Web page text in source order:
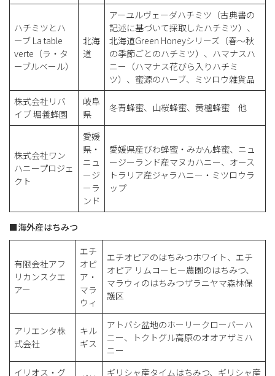
ハチミツとハ
ーブ La table
verte（ラ・タ
ーブルベール）
北海
道
アーユルヴェーダハチミツ（古典書の
記述に基づいて採取したハチミツ）、
北海道Green Honeyシリーズ（春～秋
の季節ごとのハチミツ）、ハマナスハ
ニー（ハマナス花びら入りハチミ
ツ）、蜜源のハーブ、ミツロウ雑貨品
株式会社リバ
イブ 堀養蜂園
岐阜
県
冬青蜂蜜、山桜蜂蜜、黄櫨蜂蜜 他
株式会社ワン
ハニープロジェ
クト
愛媛
県・
ニュ
ージ
ーラ
ンド
愛媛県産びわ蜂蜜・みかん蜂蜜、ニュ
ージーランド産マヌカハニー、オース
トラリア産ジャラハニー・ミツロウラ
ップ
■海外産はちみつ
有限会社アフ
リカンスクエ
アー
エチ
オピ
ア・
マラ
ウィ
エチオピアのはちみつホワイト、エチ
オピア リムコーヒー農園のはちみつ、
マラウィのはちみつザラニヤマ森林保
護区
アリエンタ株
式会社
キル
ギス
アトバシ盆地のホーリークローバーハ
ニー、トクトグル高原のオオアザミハ
ニー
イリオス・グ
ギリシャ産タイムはちみつ、ギリシャ産